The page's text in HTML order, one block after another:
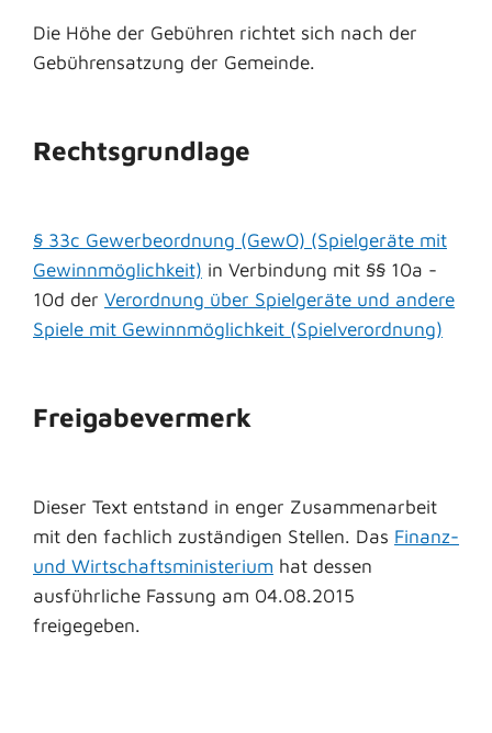
Die Höhe der Gebühren richtet sich nach der
Gebührensatzung der Gemeinde.
Rechtsgrundlage
§ 33c Gewerbeordnung (GewO) (Spielgeräte mit
Gewinnmöglichkeit) in Verbindung mit §§ 10a -
10d der Verordnung über Spielgeräte und andere
Spiele mit Gewinnmöglichkeit (Spielverordnung)
Freigabevermerk
Dieser Text entstand in enger Zusammenarbeit
mit den fachlich zuständigen Stellen. Das Finanz-
und Wirtschaftsministerium hat dessen
ausführliche Fassung am 04.08.2015
freigegeben.